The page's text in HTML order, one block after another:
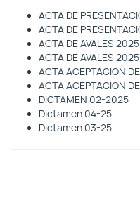
ACTA DE
ACTA DE
ACTA DE AVALES 2025
ACTA DE AVALES
ACTA ACEPTACION
ACTA ACEPTACION
DICTAMEN 02-2025
Dictamen 04-25
Dictamen 03-25